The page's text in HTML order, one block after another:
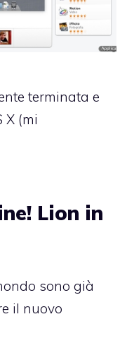
terminata e
X (mi
Lion in
sono già
il nuovo